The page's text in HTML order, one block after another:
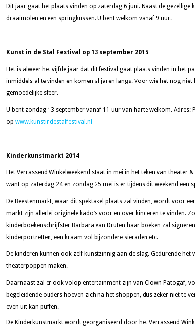
Dit jaar gaat het plaats vinden op zaterdag 6 juni. Naast de gezellige
draaimolen en een springkussen. U bent welkom vanaf 9 uur.
Kunst in de Stal Festival op 13 september 2015
Het is alweer het vijfde jaar dat dit festival gaat plaats vinden in het
inmiddels al te vinden en komen al jaren langs. Voor wie het nog
gemoedelijke sfeer.
U bent zondag 13 september vanaf 11 uur van harte welkom.
op www.kunstindestalfestival.nl
Kinderkunstmarkt 2014
Het Verrassend Winkelweekend staat in mei in het teken van theater
want op zaterdag 24 en zondag 25 mei is er tijdens dit weekend een
De Beestenmarkt, waar dit spektakel plaats zal vinden, wordt voor
markt zijn allerlei originele kado’s voor en over kinderen te vinden.
kinderboekenschrijfster Barbara van Druten haar boeken zal
kinderportretten, een kraam vol bijzondere sieraden etc.
De kinderen kunnen ook zelf kunstzinnig aan de slag. Gedurende
theaterpoppen maken.
Daarnaast zal er ook volop entertainment zijn van Clown Patogaf,
begeleidende ouders hoeven zich na het shoppen, dus zeker niet te
even uit kan puffen.
De Kinderkunstmarkt wordt georganiseerd door het Verrassend